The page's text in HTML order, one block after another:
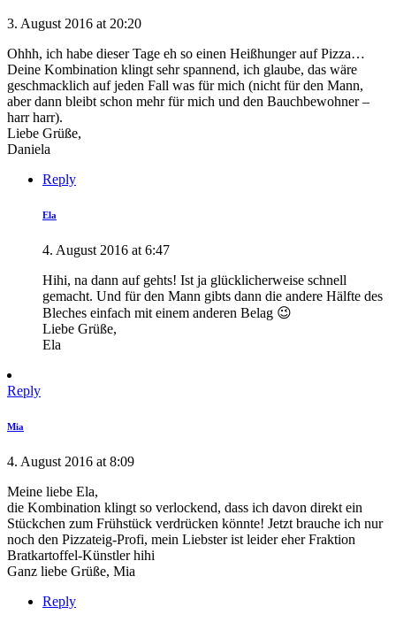
3. August 2016 at 20:20
Ohhh, ich habe dieser Tage eh so einen Heißhunger auf Pizza…
Deine Kombination klingt sehr spannend, ich glaube, das wäre
geschmacklich auf jeden Fall was für mich (nicht für den Mann,
aber dann bleibt schon mehr für mich und den Bauchbewohner –
harr harr).
Liebe Grüße,
Daniela
Reply
Ela
4. August 2016 at 6:47
Hihi, na dann auf gehts! Ist ja glücklicherweise schnell
gemacht. Und für den Mann gibts dann die andere Hälfte des
Bleches einfach mit einem anderen Belag 😉
Liebe Grüße,
Ela
Reply
Mia
4. August 2016 at 8:09
Meine liebe Ela,
die Kombination klingt so verlockend, dass ich davon direkt ein
Stückchen zum Frühstück verdrücken könnte! Jetzt brauche ich nur
noch den Pizzateig-Profi, mein Liebster ist leider eher Fraktion
Bratkartoffel-Künstler hihi
Ganz liebe Grüße, Mia
Reply